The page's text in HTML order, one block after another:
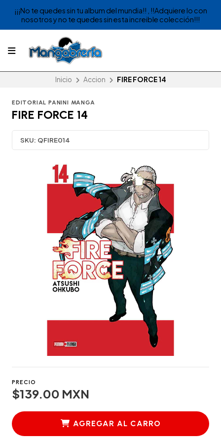
¡¡¡No te quedes sin tu album del mundia!! , !!Adquiere lo con
nosotros y no te quedes sin esta increible colección!!!
Inicio Accion FIRE FORCE 14
EDITORIAL PANINI MANGA
FIRE FORCE 14
SKU: QFIRE014
PRECIO
$139.00 MXN
AGREGAR AL CARRO